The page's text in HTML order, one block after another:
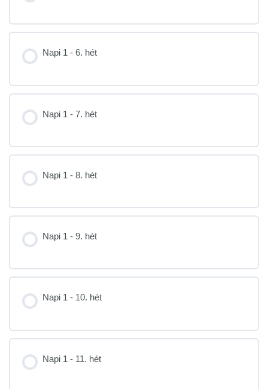
Napi 1 - 6. hét
Napi 1 - 7. hét
Napi 1 - 8. hét
Napi 1 - 9. hét
Napi 1 - 10. hét
Napi 1 - 11. hét